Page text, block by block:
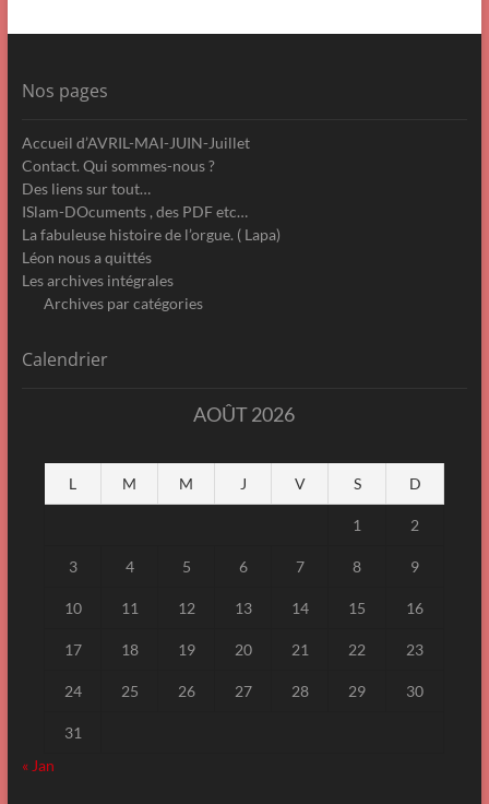
Nos pages
Accueil d’AVRIL-MAI-JUIN-Juillet
Contact. Qui sommes-nous ?
Des liens sur tout…
ISlam-DOcuments , des PDF etc…
La fabuleuse histoire de l’orgue. ( Lapa)
Léon nous a quittés
Les archives intégrales
Archives par catégories
Calendrier
AOÛT 2026
L M M J V S D
1 2
3 4 5 6 7 8 9
10 11 12 13 14 15 16
17 18 19 20 21 22 23
24 25 26 27 28 29 30
31
« Jan